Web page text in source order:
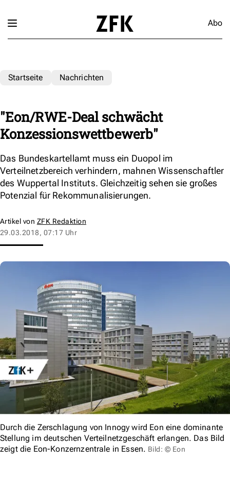
Abo
Startseite Nachrichten
"Eon/RWE-Deal schwächt
Konzessionswettbewerb"
Das Bundeskartellamt muss ein Duopol im
Verteilnetzbereich verhindern, mahnen Wissenschaftler
des Wuppertal Instituts. Gleichzeitig sehen sie großes
Potenzial für Rekommunalisierungen.
Artikel von ZFK Redaktion
29.03.2018, 07:17 Uhr
Durch die Zerschlagung von Innogy wird Eon eine dominante
Stellung im deutschen Verteilnetzgeschäft erlangen. Das Bild
zeigt die Eon-Konzernzentrale in Essen. Bild: © Eon